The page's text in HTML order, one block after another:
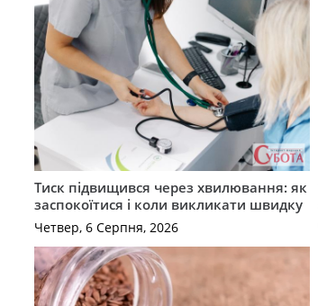
Тиск підвищився через хвилювання: як
заспокоїтися і коли викликати швидку
Четвер, 6 Серпня, 2026